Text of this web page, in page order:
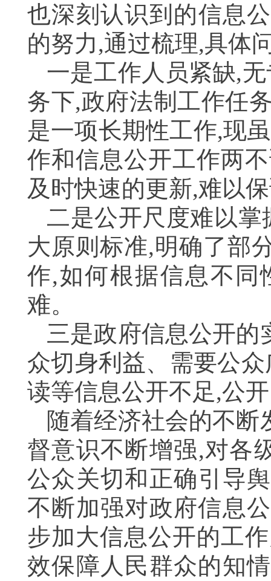
也深刻认识到的信息
的努力,通过梳理,具体
一是工作人员紧缺,
务下,政府法制工作任
是一项长期性工作,现
作和信息公开工作两
及时快速的更新,难以
二是公开尺度难以掌
大原则标准,明确了部
作,如何根据信息不同
难。
三是政府信息公开的
众切身利益、需要公
读等信息公开不足,公
随着经济社会的不
督意识不断增强,对各
公众关切和正确引导
不断加强对政府信息
步加大信息公开的工
效保障人民群众的知